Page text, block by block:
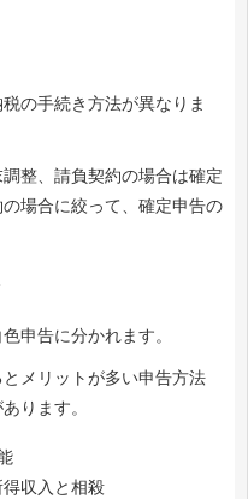
の手続き方法が異なりま
整、請負契約の場合は確定
場合に絞って、確定申告の
申告に分かれます。
メリットが多い申告方法
ります。
収入と相殺